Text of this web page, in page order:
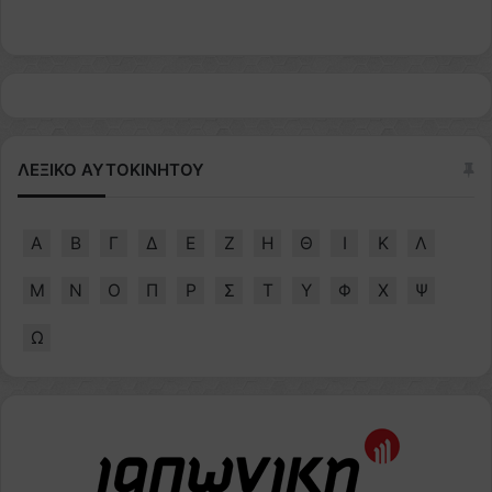
ΛΕΞΙΚΟ ΑΥΤΟΚΙΝΗΤΟΥ
Α Β Γ Δ Ε Ζ Η Θ Ι Κ Λ
Μ Ν Ο Π Ρ Σ Τ Υ Φ Χ Ψ
Ω